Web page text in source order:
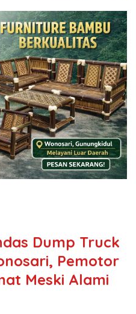
Dump Truck
Pemotor
Meski Alami